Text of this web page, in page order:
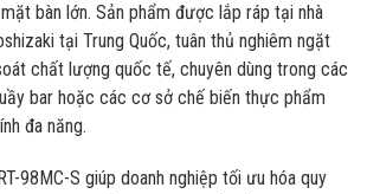
bàn lớn. Sản phẩm được lắp ráp tại nhà
tại Trung Quốc, tuân thủ nghiêm ngặt
chất lượng quốc tế, chuyên dùng trong các
bar hoặc các cơ sở chế biến thực phẩm
đa năng.
98MC-S giúp doanh nghiệp tối ưu hóa quy